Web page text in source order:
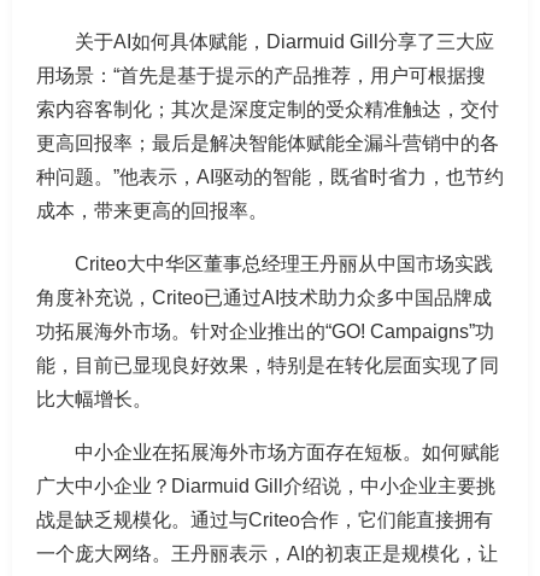
关于AI如何具体赋能，Diarmuid Gill分享了三大应
用场景：“首先是基于提示的产品推荐，用户可根据搜
索内容客制化；其次是深度定制的受众精准触达，交付
更高回报率；最后是解决智能体赋能全漏斗营销中的各
种问题。”他表示，AI驱动的智能，既省时省力，也节约
成本，带来更高的回报率。
Criteo大中华区董事总经理王丹丽从中国市场实践
角度补充说，Criteo已通过AI技术助力众多中国品牌成
功拓展海外市场。针对企业推出的“GO! Campaigns”功
能，目前已显现良好效果，特别是在转化层面实现了同
比大幅增长。
中小企业在拓展海外市场方面存在短板。如何赋能
广大中小企业？Diarmuid Gill介绍说，中小企业主要挑
战是缺乏规模化。通过与Criteo合作，它们能直接拥有
一个庞大网络。王丹丽表示，AI的初衷正是规模化，让